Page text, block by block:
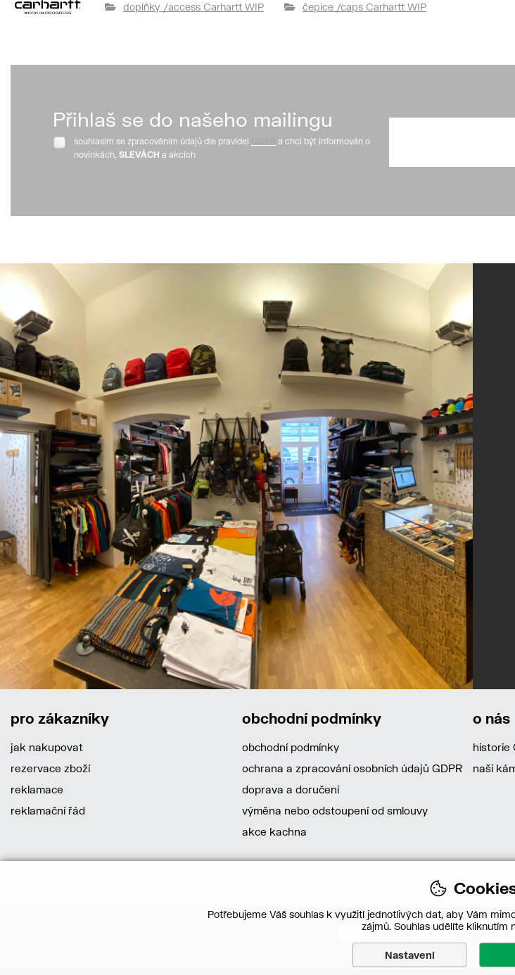
doplňky /access Carhartt WIP čepice /caps Carhartt WIP
Přihlaš se do našeho mailingu
souhlasím se zpracováním údajů dle pravidel
a chci být informován o
novinkách, SLEVÁCH a akcích
pro zákazníky
jak nakupovat
rezervace zboží
reklamace
reklamační řád
obchodní podmínky
obchodní podmínky
ochrana a zpracování osobních údajů GDPR
doprava a doručení
výměna nebo odstoupení od smlouvy
akce kachna
o nás
historie
naši
Potřebujeme Váš souhlas k využití jednotlivých dat, aby Vám
zájmů. Souhlas udělíte kliknutím
Nastavení